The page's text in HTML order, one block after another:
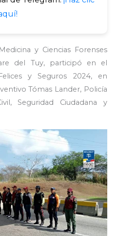
y Ciencias Forenses
del Tuy, participó en el
y Seguros 2024, en
Tómas Lander, Policía
Seguridad Ciudadana y